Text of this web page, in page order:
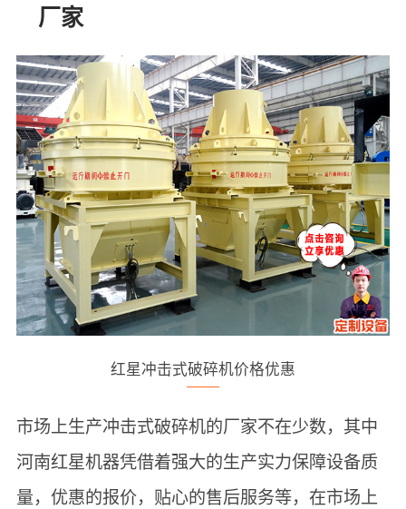
厂家
红星冲击式破碎机价格优惠
市场上生产冲击式破碎机的厂家不在少数，其中
河南红星机器凭借着强大的生产实力保障设备质
量，优惠的报价，贴心的售后服务等，在市场上